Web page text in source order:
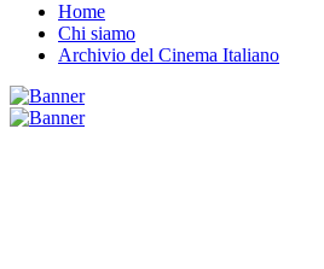
Home
Chi siamo
Archivio del Cinema Italiano